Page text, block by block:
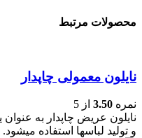
محصولات مرتبط
نایلون معمولی چاپدار
نمره 3.50 از 5
نایلون عریض چاپدار به
و تولید لباسها استفاده میشود.